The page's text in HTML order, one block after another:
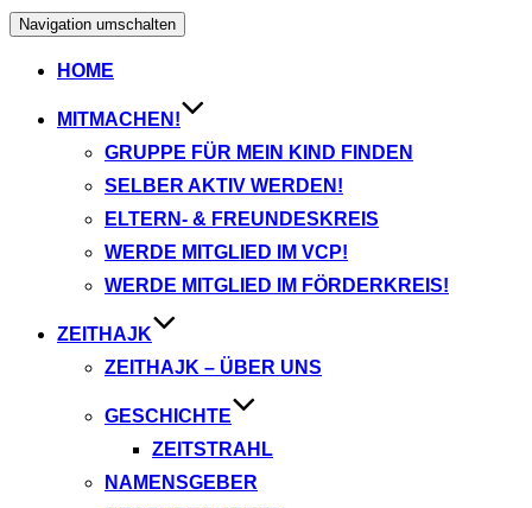
Navigation umschalten
HOME
MITMACHEN!
GRUPPE FÜR MEIN KIND FINDEN
SELBER AKTIV WERDEN!
ELTERN- & FREUNDESKREIS
WERDE MITGLIED IM VCP!
WERDE MITGLIED IM FÖRDERKREIS!
ZEITHAJK
ZEITHAJK – ÜBER UNS
GESCHICHTE
ZEITSTRAHL
NAMENSGEBER